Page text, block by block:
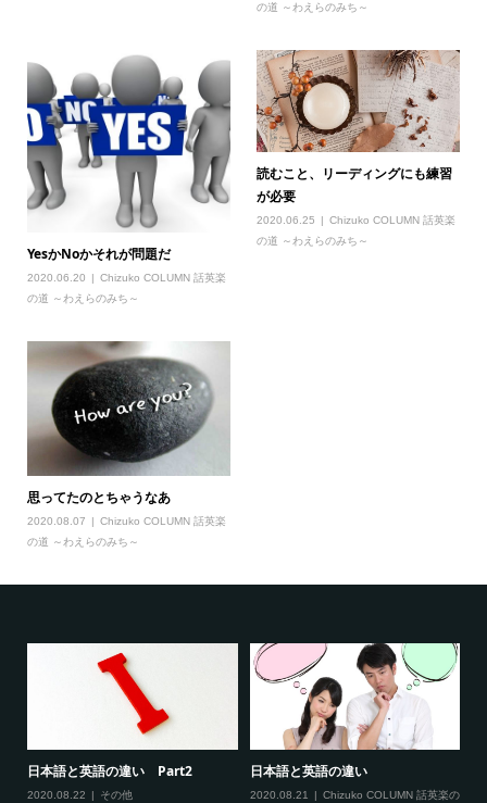
の道 ～わえらのみち～
YesかNoかそれが問題だ
2020.06.20
Chizuko COLUMN 話英楽
の道 ～わえらのみち～
読むこと、リーディングにも練習
が必要
2020.06.25
Chizuko COLUMN 話英楽
の道 ～わえらのみち～
思ってたのとちゃうなあ
2020.08.07
Chizuko COLUMN 話英楽
の道 ～わえらのみち～
日本語と英語の違い Part2
2020.08.22 その他
日本語と英語の違い
2020.08.21
Chizuko COLUMN 話英楽の